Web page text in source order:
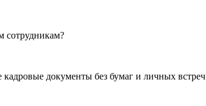
сотрудникам?
документы без бумаг и личных встреч